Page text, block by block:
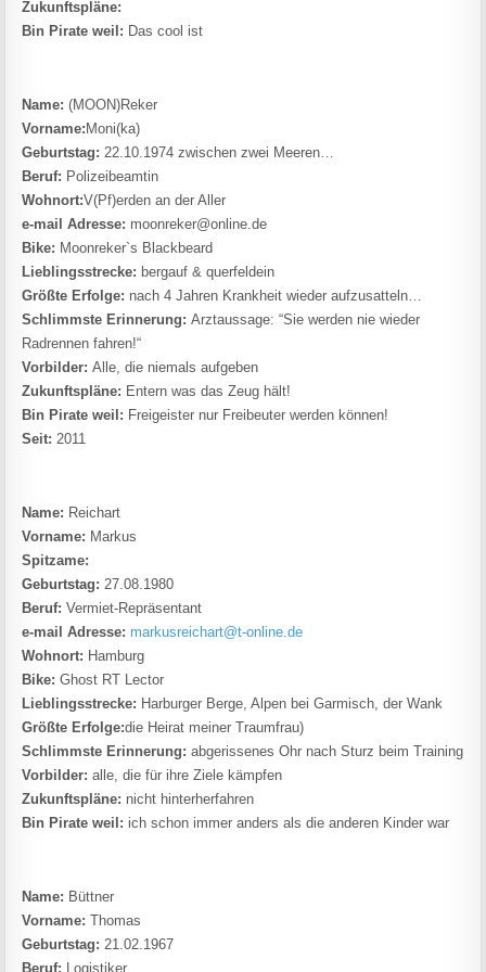
Zukunftspläne:
Bin Pirate weil: Das cool ist
Name: (MOON)Reker
Vorname: Moni(ka)
Geburtstag: 22.10.1974 zwischen zwei Meeren…
Beruf: Polizeibeamtin
Wohnort:V(Pf)erden an der Aller
e-mail Adresse: moonreker@online.de
Bike: Moonreker`s Blackbeard
Lieblingsstrecke: bergauf & querfeldein
Größte Erfolge: nach 4 Jahren Krankheit wieder aufzusatteln…
Schlimmste Erinnerung: Arztaussage: “Sie werden nie wieder
Radrennen fahren!“
Vorbilder:Alle, die niemals aufgeben
Zukunftspläne: Entern was das Zeug hält!
Bin Pirate weil: Freigeister nur Freibeuter werden können!
Seit: 2011
Name: Reichart
Vorname: Markus
Spitzame:
Geburtstag: 27.08.1980
Beruf:Vermiet-Repräsentant
e-mail Adresse: markusreichart@t-online.de
Wohnort: Hamburg
Bike: Ghost RT Lector
Lieblingsstrecke: Harburger Berge, Alpen bei Garmisch, der Wank
Größte Erfolge:die Heirat meiner Traumfrau)
Schlimmste Erinnerung: abgerissenes Ohr nach Sturz beim Training
Vorbilder:alle, die für ihre Ziele kämpfen
Zukunftspläne: nicht hinterherfahren
Bin Pirate weil: ich schon immer anders als die anderen Kinder war
Name: Büttner
Vorname: Thomas
Geburtstag: 21.02.1967
Beruf: Logistiker